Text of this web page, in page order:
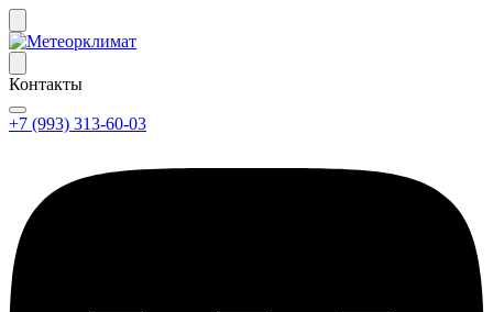
Контакты
+7 (993) 313-60-03